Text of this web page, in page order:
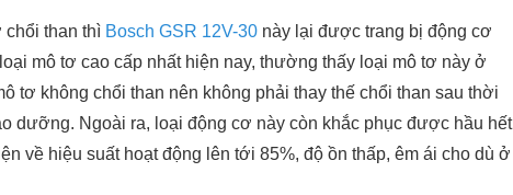
chổi than thì Bosch GSR 12V-30 này lại được trang bị động cơ
mô tơ cao cấp nhất hiện nay, thường thấy loại mô tơ này ở
tơ không chổi than nên không phải thay thế chổi than sau thời
dưỡng. Ngoài ra, loại động cơ này còn khắc phục được hầu hết
về hiệu suất hoạt động lên tới 85%, độ ồn thấp, êm ái cho dù ở